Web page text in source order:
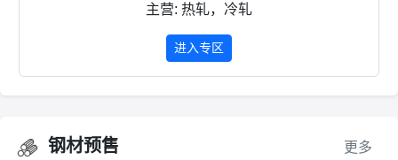
主营: 热轧，冷轧
进入专区
钢材预售 更多